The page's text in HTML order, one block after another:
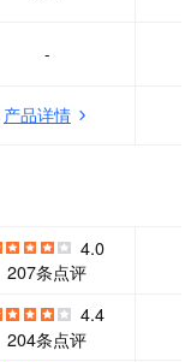
何基础的用户，
种设计。 Can
文产品包括Ca
企业版，
分别面向免费用
-
产品详情
4.0
207条点评
4.4
204条点评